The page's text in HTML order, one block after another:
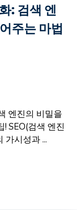
: 검색 엔
주는 마법
엔진의 비밀을
SEO(검색 엔진
가시성과 ...